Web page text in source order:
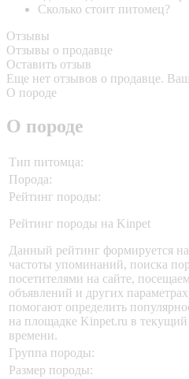
Сколько стоит питомец?
Отзывы
Отзывы о продавце
Оставить отзыв
Еще нет отзывов о продавце.
О породе
О породе
Тип питомца:
Порода:
Рейтинг породы:
Рейтинг породы на Kinpet
Данный рейтинг формируется
частоты упоминаний, поиска
посетителями на сайте,
объявлений и других
помогают определить
на площадке Kinpet.ru в
времени.
Группа породы:
Размер породы: